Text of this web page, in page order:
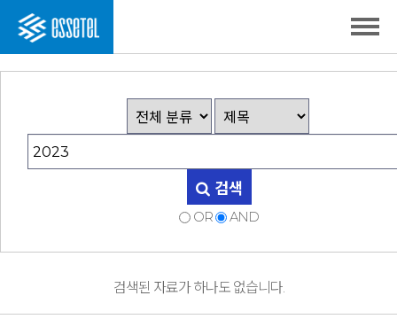
검색
OR AND
검색된 자료가 하나도 없습니다.